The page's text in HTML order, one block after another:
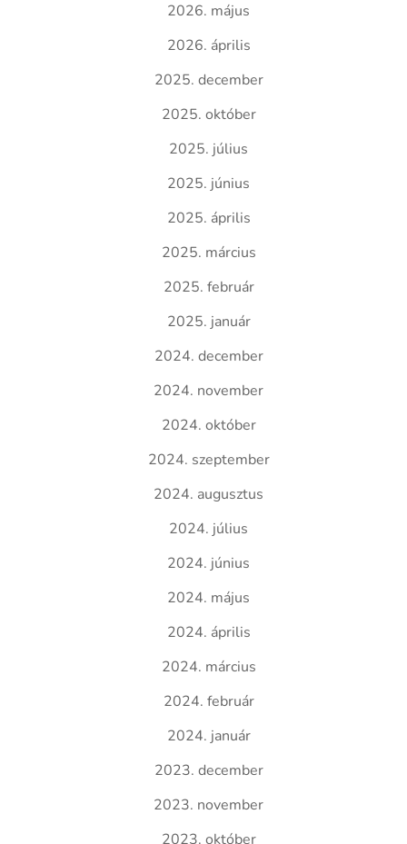
2026. május
2026. április
2025. december
2025. október
2025. július
2025. június
2025. április
2025. március
2025. február
2025. január
2024. december
2024. november
2024. október
2024. szeptember
2024. augusztus
2024. július
2024. június
2024. május
2024. április
2024. március
2024. február
2024. január
2023. december
2023. november
2023. október